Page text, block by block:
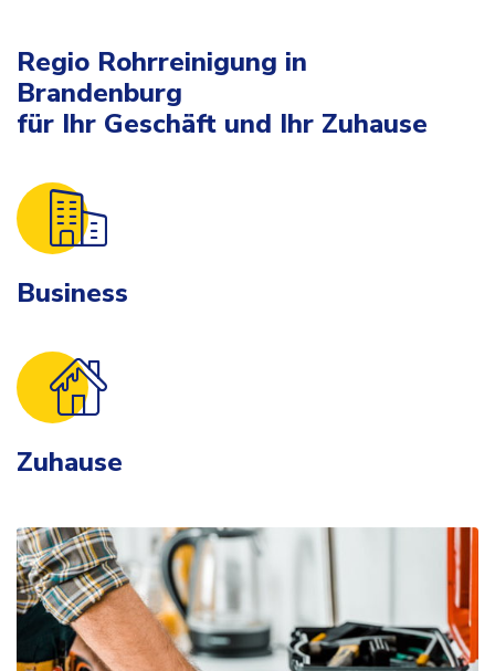
Regio Rohrreinigung in
Brandenburg
für Ihr Geschäft und Ihr Zuhause
Business
Zuhause